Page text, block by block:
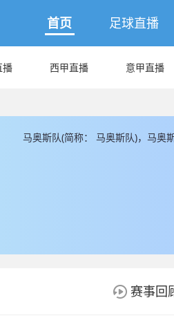
首页 足球直播
播 西甲直播 意甲直播
马奥斯队(简称： 马奥斯队)，马奥
奥斯队的数据和信息，JRS直播同
赛事回